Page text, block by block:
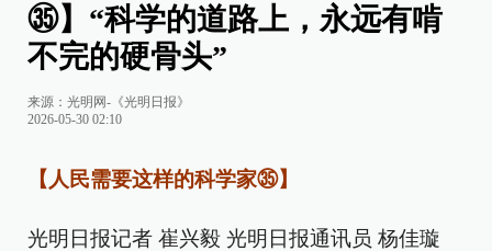
㉟】“科学的道路上，永远有啃
不完的硬骨头”
来源： 光明网-《光明日报》
2026-05-30 02:10
【人民需要这样的科学家㉟】
光明日报记者 崔兴毅 光明日报通讯员 杨佳璇